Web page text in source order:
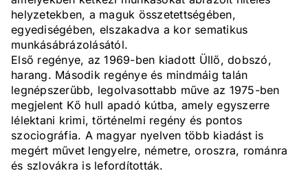
helyzetekben, a maguk összetettségében,
egyediségében, elszakadva a kor sematikus
munkásábrázolásától.
Első regénye, az 1969-ben kiadott Üllő, dobszó,
harang. Második regénye és mindmáig talán
legnépszerűbb, legolvasottabb műve az 1975-ben
megjelent Kő hull apadó kútba, amely egyszerre
lélektani krimi, történelmi regény és pontos
szociográfia. A magyar nyelven több kiadást is
megért művet lengyelre, németre, oroszra, románra
és szlovákra is lefordították.